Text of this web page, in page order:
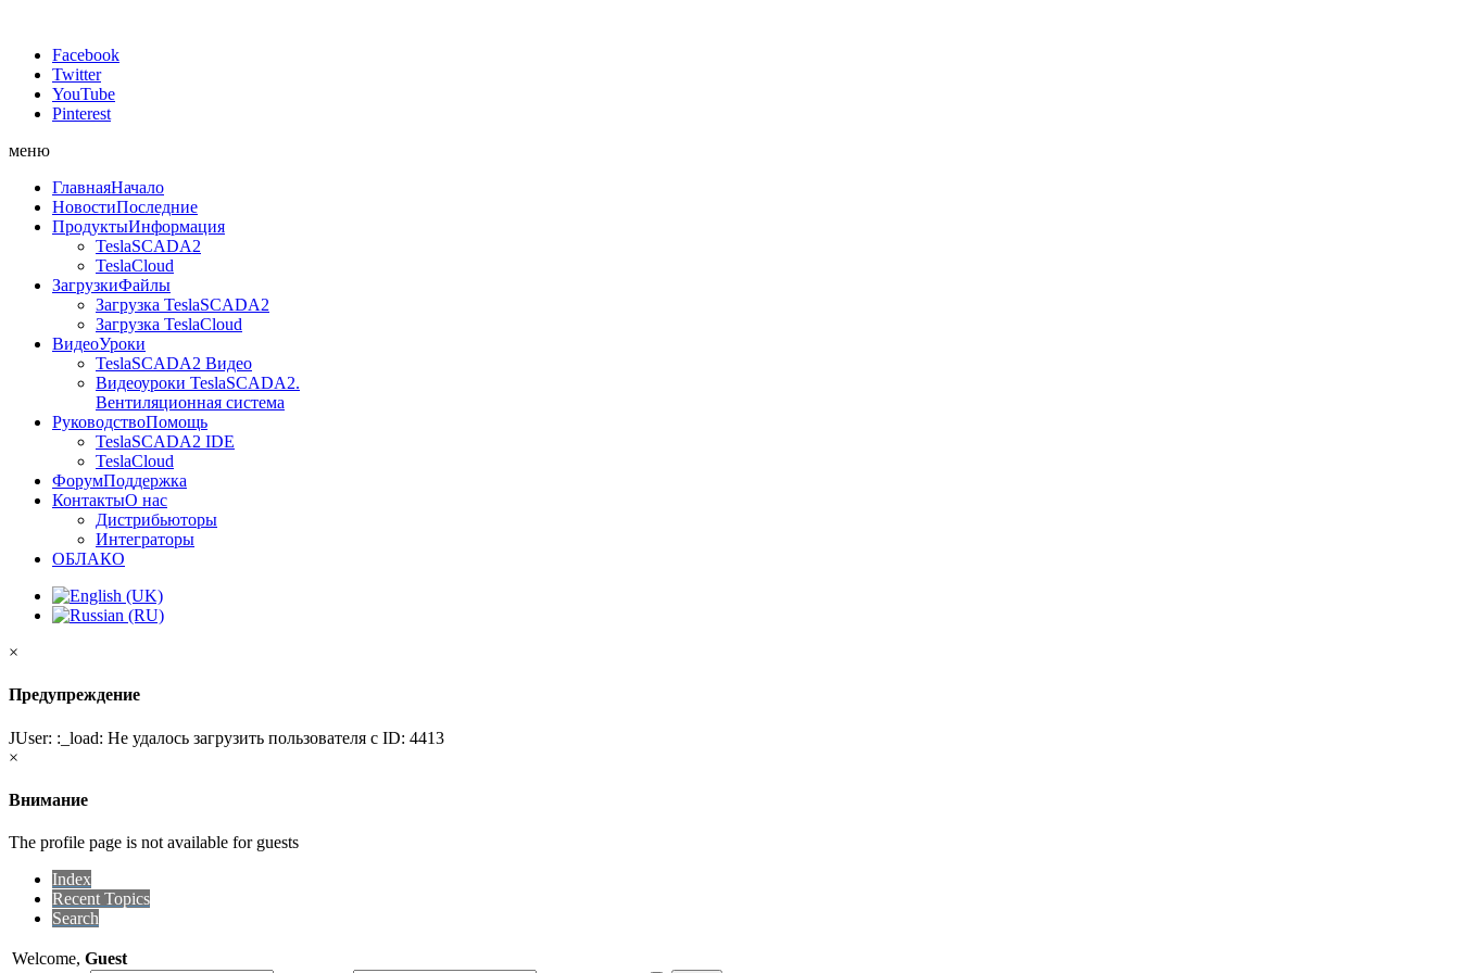
Facebook
Twitter
YouTube
Pinterest
меню
ГлавнаяНачало
НовостиПоследние
ПродуктыИнформация
TeslaSCADA2
TeslaCloud
ЗагрузкиФайлы
Загрузка TeslaSCADA2
Загрузка TeslaCloud
ВидеоУроки
TeslaSCADA2 Видео
Видеоуроки TeslaSCADA2.
Вентиляционная система
РуководствоПомощь
TeslaSCADA2 IDE
TeslaCloud
ФорумПоддержка
КонтактыО нас
Дистрибьюторы
Интеграторы
ОБЛАКО
×
Предупреждение
JUser: :_load: Не удалось загрузить пользователя с ID: 4413
×
Внимание
The profile page is not available for guests
Index
Recent Topics
Search
Welcome, Guest